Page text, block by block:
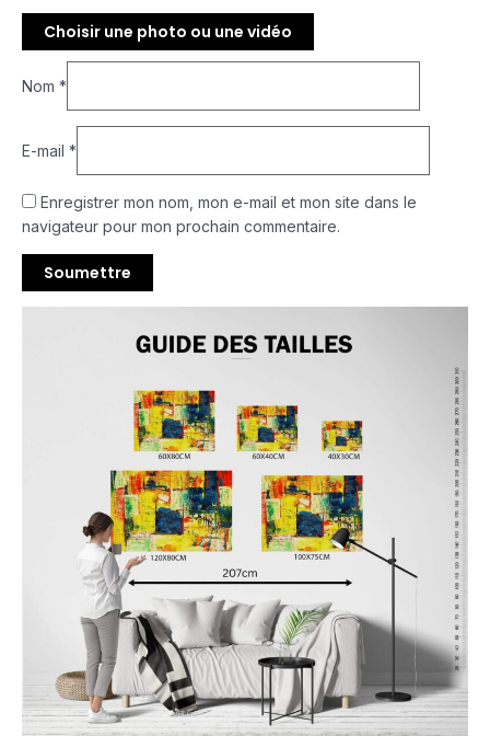
Choisir une photo ou une vidéo
Nom *
E-mail *
Enregistrer mon nom, mon e-mail et mon site dans le
navigateur pour mon prochain commentaire.